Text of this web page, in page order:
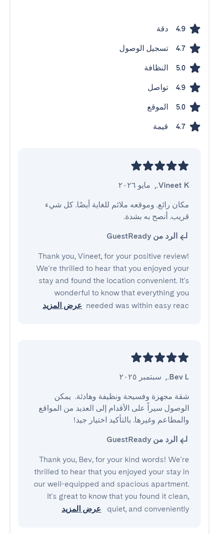
4.9 دقة
4.7 تسجيل الوصول
5.0 النظافة
4.9 تواصل
5.0 الموقع
4.7 قيمة
Vineet K.
, مايو ٢٠٢٦
قريب. أنصح به بشدة.
الرد من GuestReady
Thank you, Vineet, for your positive review!
We're thrilled to hear that you enjoyed your
stay and found the location convenient. It's
wonderful to know that everything you
needed was within easy reac عرض المزيد
Bev L.
, سبتمبر ٢٠٢٥
والمطاعم وغيرها. بالتأكيد اختيار جيد!
الرد من GuestReady
Thank you, Bev, for your kind words! We're
thrilled to hear that you enjoyed your stay in
our well-equipped and spacious apartment.
It's great to know that you found it clean,
quiet, and conveniently
عرض المزيد